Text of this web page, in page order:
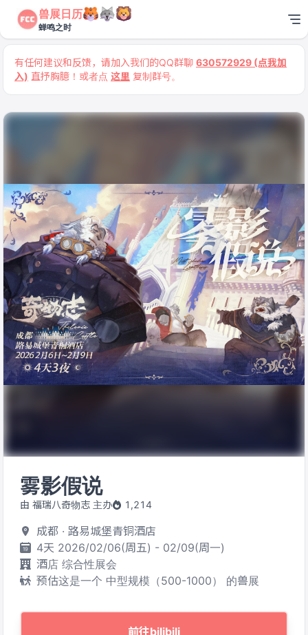
兽展日历
蝉鸣之时
有任何建议和反馈，请加入我们的QQ群聊 630572929 (点我加
入) 直抒胸臆！或者点 这里 复制群号。
雾影假说
由 福瑞八奇物志 主办 1,214
成都 · 路易城堡青铜酒店
4天 2026/02/06(周五) - 02/09(周一)
酒店 综合性展会
预估这是一个 中型规模（500-1000） 的兽展
前往bilibili